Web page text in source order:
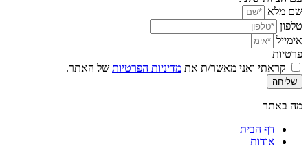
שם מלא
טלפון
אימייל
פרטיות
קראתי ואני מאשר/ת את מדיניות הפרטיות של האתר.
שליחה
מה באתר
דף הבית
אודות